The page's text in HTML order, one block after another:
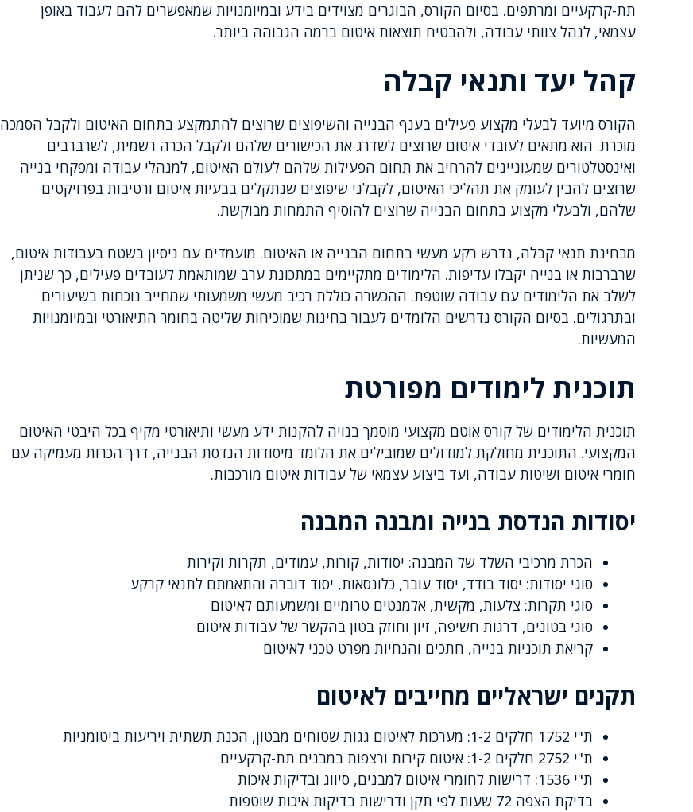
תת-קרקעיים ומרתפים. בסיום הקורס, הבוגרים מצוידים בידע ובמיומנויות שמאפשרים להם לעבוד באופן
עצמאי, לנהל צוותי עבודה, ולהבטיח תוצאות איטום ברמה הגבוהה ביותר.
קהל יעד ותנאי קבלה
הקורס מיועד לבעלי מקצוע פעילים בענף הבנייה והשיפוצים שרוצים להתמקצע בתחום האיטום ולקבל הסמכה
מוכרת. הוא מתאים לעובדי איטום שרוצים לשדרג את הכישורים שלהם ולקבל הכרה רשמית, לשרברבים
ואינסטלטורים שמעוניינים להרחיב את תחום הפעילות שלהם לעולם האיטום, למנהלי עבודה ומפקחי בנייה
שרוצים להבין לעומק את תהליכי האיטום, לקבלני שיפוצים שנתקלים בבעיות איטום ורטיבות בפרויקטים
שלהם, ולבעלי מקצוע בתחום הבנייה שרוצים להוסיף התמחות מבוקשת.
מבחינת תנאי קבלה, נדרש רקע מעשי בתחום הבנייה או האיטום. מועמדים עם ניסיון בשטח בעבודות איטום,
שרברבות או בנייה יקבלו עדיפות. הלימודים מתקיימים במתכונת ערב שמותאמת לעובדים פעילים, כך שניתן
לשלב את הלימודים עם עבודה שוטפת. ההכשרה כוללת רכיב מעשי משמעותי שמחייב נוכחות בשיעורים
ובתרגולים. בסיום הקורס נדרשים הלומדים לעבור בחינות שמוכיחות שליטה בחומר התיאורטי ובמיומנויות
המעשיות.
תוכנית לימודים מפורטת
תוכנית הלימודים של קורס אוטם מקצועי מוסמך בנויה להקנות ידע מעשי ותיאורטי מקיף בכל היבטי האיטום
המקצועי. התוכנית מחולקת למודולים שמובילים את הלומד מיסודות הנדסת הבנייה, דרך הכרות מעמיקה עם
חומרי איטום ושיטות עבודה, ועד ביצוע עצמאי של עבודות איטום מורכבות.
יסודות הנדסת בנייה ומבנה המבנה
הכרת מרכיבי השלד של המבנה: יסודות, קורות, עמודים, תקרות וקירות
סוגי יסודות: יסוד בודד, יסוד עובר, כלונסאות, יסוד דוברה והתאמתם לתנאי קרקע
סוגי תקרות: צלעות, מקשית, אלמנטים טרומיים ומשמעותם לאיטום
סוגי בטונים, דרגות חשיפה, זיון וחוזק בטון בהקשר של עבודות איטום
קריאת תוכניות בנייה, חתכים והנחיות מפרט טכני לאיטום
תקנים ישראליים מחייבים לאיטום
ת"י 1752 חלקים 1-2: מערכות לאיטום גגות שטוחים מבטון, הכנת תשתית ויריעות ביטומניות
ת"י 2752 חלקים 1-2: איטום קירות ורצפות במבנים תת-קרקעיים
ת"י 1536: דרישות לחומרי איטום למבנים, סיווג ובדיקות איכות
בדיקת הצפה 72 שעות לפי תקן ודרישות בדיקות איכות שוטפות